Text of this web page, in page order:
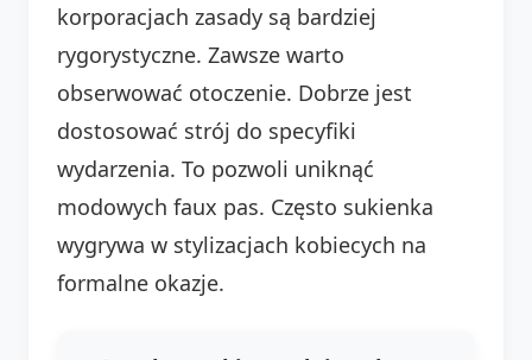
korporacjach zasady są bardziej
rygorystyczne. Zawsze warto
obserwować otoczenie. Dobrze jest
dostosować strój do specyfiki
wydarzenia. To pozwoli uniknąć
modowych faux pas. Często sukienka
wygrywa w stylizacjach kobiecych na
formalne okazje.